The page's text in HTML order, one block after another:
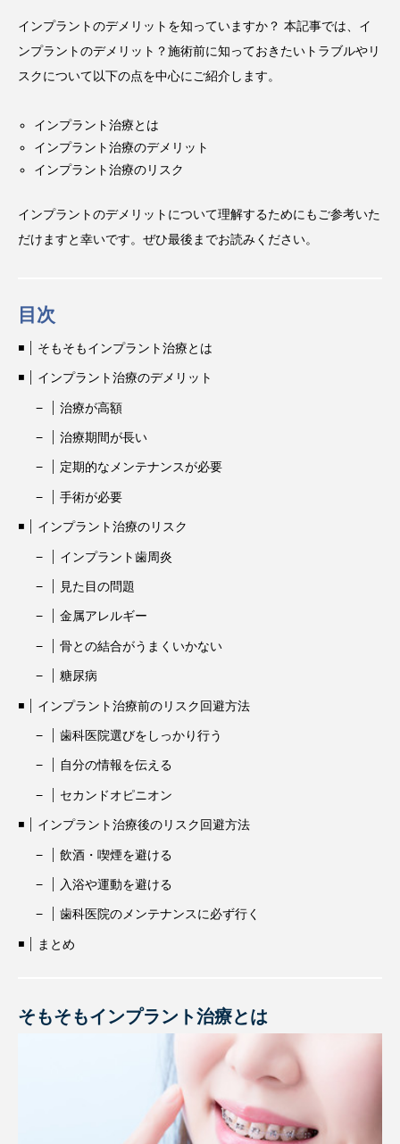
インプラントオーバーデンチャー 前歯
メリット ブリッジ
インプラントのデメリットを知っていますか？ 本記事では、イ
ンプラントのデメリット？施術前に知っておきたいトラブルやリ
スクについて以下の点を中心にご紹介します。
インプラント治療とは
インプラント治療のデメリット
インプラント治療のリスク
インプラントのデメリットについて理解するためにもご参考いた
だけますと幸いです。ぜひ最後までお読みください。
目次
そもそもインプラント治療とは
インプラント治療のデメリット
治療が高額
治療期間が長い
定期的なメンテナンスが必要
手術が必要
インプラント治療のリスク
インプラント歯周炎
見た目の問題
金属アレルギー
骨との結合がうまくいかない
糖尿病
インプラント治療前のリスク回避方法
歯科医院選びをしっかり行う
自分の情報を伝える
セカンドオピニオン
インプラント治療後のリスク回避方法
飲酒・喫煙を避ける
入浴や運動を避ける
歯科医院のメンテナンスに必ず行く
まとめ
そもそもインプラント治療とは